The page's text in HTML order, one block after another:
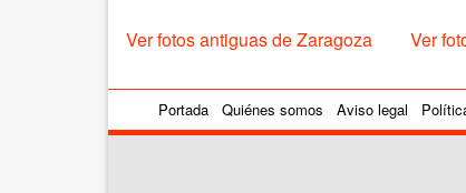
Ver fotos antiguas de Zaragoza
Ver
Portada Quiénes somos Aviso legal